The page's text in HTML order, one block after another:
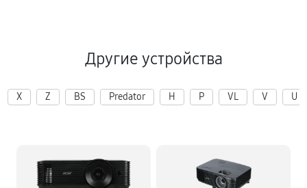
Другие устройства
X Z BS Predator H P VL V U